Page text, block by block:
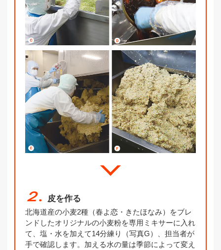
２. 皮を作る
北海道産の小麦2種（春よ恋・きたほなみ）をブレ
ンドしたオリジナルの小麦粉を専用ミキサーに入れ
て、塩・水を加えて14分練り（写真G）、担当者が
手で確認します。加える水の量は季節によって変え